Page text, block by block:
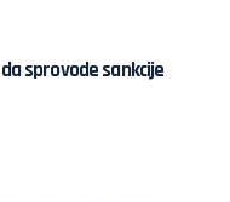
sprovode sankcije